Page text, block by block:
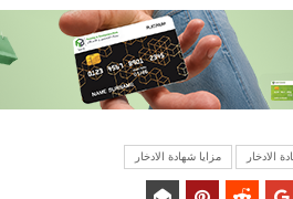
الادخار مزايا شهادة الادخار